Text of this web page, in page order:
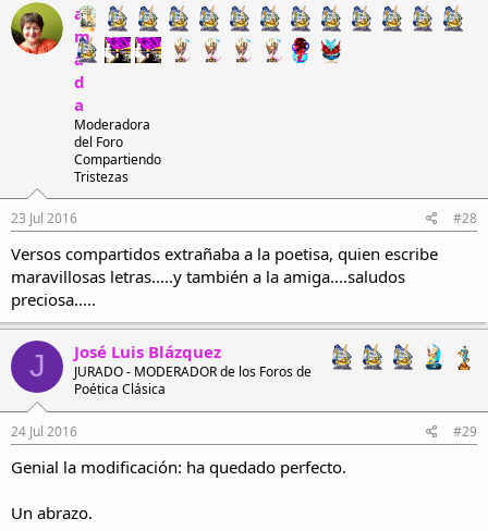
a
m
a
d
a
Moderadora
del Foro
Compartiendo
Tristezas
23 Jul 2016 #28
Versos compartidos extrañaba a la poetisa, quien escribe
maravillosas letras.....y también a la amiga....saludos
preciosa.....
J José Luis Blázquez
JURADO - MODERADOR de los Foros de
Poética Clásica
24 Jul 2016 #29
Genial la modificación: ha quedado perfecto.
Un abrazo.